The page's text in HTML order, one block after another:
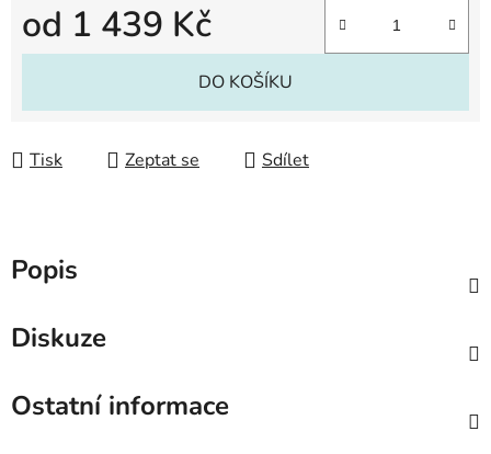
od 1 439 Kč
Měrná cena:
DO KOŠÍKU
Tisk Zeptat se Sdílet
Popis
Diskuze
Ostatní informace